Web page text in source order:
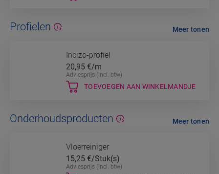
Profielen
Incizo-profiel
20,95 €/m
Adviesprijs (incl. btw)
TOEVOEGEN AAN WINKELMANDJE
Meer tonen
Onderhoudsproducten
Vloerreiniger
15,25 €/Stuk(s)
Adviesprijs (incl. btw)
Meer tonen